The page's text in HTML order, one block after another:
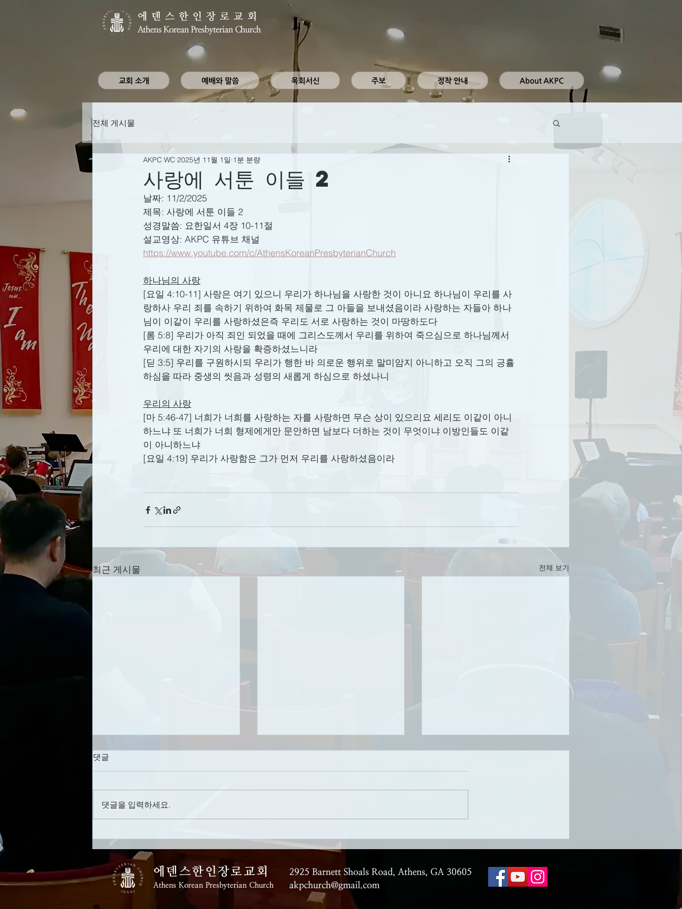
에덴스한인장로교회
Athens Korean Presbyterian Church
전체 게시물
사랑에 서툰 이들 2
AKPC WC 2025년 11월 1일 1분 분량
날짜: 11/2/2025
제목: 사랑에 서툰 이들 2
성경말씀: 요한일서 4장 10-11절
설교영상: AKPC 유튜브 채널
https://www.youtube.com/c/AthensKoreanPresbyterianChurch
하나님의 사랑
[요일 4:10-11] 사랑은 여기 있으니 우리가 하나님을 사랑한 것이 아니요 하나님이 우리를 사
랑하사 우리 죄를 속하기 위하여 화목 제물로 그 아들을 보내셨음이라 사랑하는 자들아 하나
님이 이같이 우리를 사랑하셨은즉 우리도 서로 사랑하는 것이 마땅하도다
[롬 5:8] 우리가 아직 죄인 되었을 때에 그리스도께서 우리를 위하여 죽으심으로 하나님께서
우리에 대한 자기의 사랑을 확증하셨느니라
[딛 3:5] 우리를 구원하시되 우리가 행한 바 의로운 행위로 말미암지 아니하고 오직 그의 긍휼
하심을 따라 중생의 씻음과 성령의 새롭게 하심으로 하셨나니
우리의 사랑
[마 5:46-47] 너희가 너희를 사랑하는 자를 사랑하면 무슨 상이 있으리요 세리도 이같이 아니
하느냐 또 너희가 너희 형제에게만 문안하면 남보다 더하는 것이 무엇이냐 이방인들도 이같
이 아니하느냐
[요일 4:19] 우리가 사랑함은 그가 먼저 우리를 사랑하셨음이라
최근 게시물 전체 보기
세례를 미루지 않기
날짜: 8/2/2026 제목: 세례를 미루
https://www.youtube.com/c/Athen
였사오니 내가 노래하며 나의 마음
을 다하여 찬양하리로다 [행
16:31-34] 이르되 주 예수를 믿으
복음적인 삶의 축복
날짜: 7/26/2026 제목: 복음적인 삶
의 첫번째 단계 : 하나님의 자녀로
시되 내가 곧 길이요 진리요 생명
이니 나로 말미암지 않고는
하나님의 마음을 읽다 9 :
날짜: 7/19/2026 제목: 하나님의 마
sKoreanPresbyterianChurch [신
와 같은 선지자가 일어나지 못하였
나니 모세는 여호와께서 대면하여
댓글
댓글을 입력하세요.
교회 소개 예배와 말씀 목회서신 주보 정착 안내 About AKPC
에덴스한인장로교회
​Athens Korean Presbyterian Church
2925 Barnett Shoals Road, Athens, GA 30605
akpchurch@gmail.com